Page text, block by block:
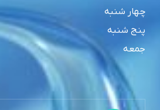
چهار شنبه
پنج شنبه
جمعه